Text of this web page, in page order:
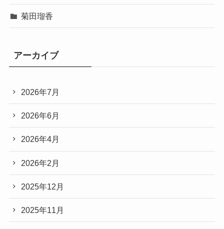
菊田瑠香
アーカイブ
2026年7月
2026年6月
2026年4月
2026年2月
2025年12月
2025年11月